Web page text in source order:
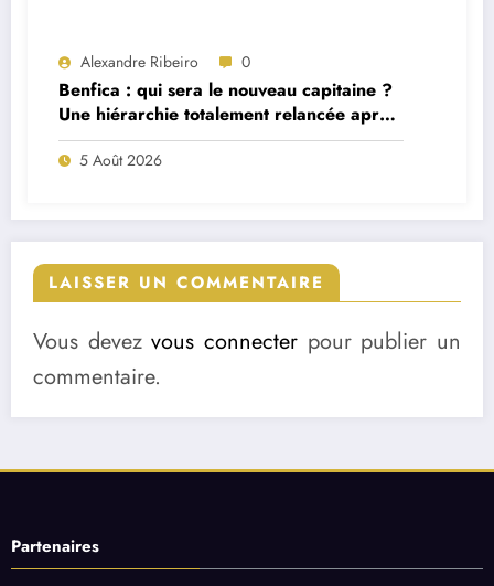
Alexandre Ribeiro 0
Benfica : qui sera le nouveau capitaine ?
Une hiérarchie totalement relancée après
deux départs majeurs
5 Août 2026
LAISSER UN COMMENTAIRE
Vous devezvous connecter pour publier un
commentaire.
Partenaires